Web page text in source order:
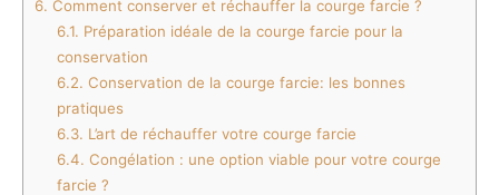
6. Comment conserver et réchauffer la courge farcie ?
6.1. Préparation idéale de la courge farcie pour la
conservation
6.2. Conservation de la courge farcie: les bonnes
pratiques
6.3. L’art de réchauffer votre courge farcie
6.4. Congélation : une option viable pour votre courge
farcie ?